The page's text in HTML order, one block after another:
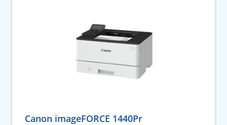
Canon imageFORCE 1440Pr